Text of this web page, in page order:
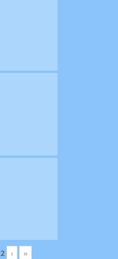
2 › »